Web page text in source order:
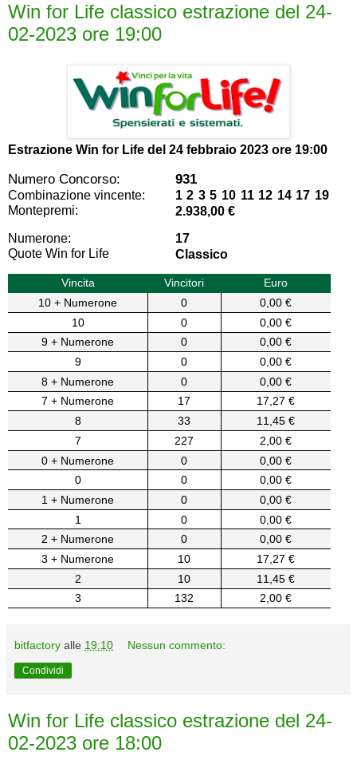
Win for Life classico estrazione del 24-
02-2023 ore 19:00
Estrazione Win for Life del 24 febbraio 2023 ore 19:00
Numero Concorso: 931
Combinazione vincente:
1 2 3 5 10 11 12 14 17 19
Montepremi:
2.938,00 €
Numerone:
17
Quote Win for Life
Classico
Vincita Vincitori
Euro
10 + Numerone
0
0,00 €
10
0
0,00 €
9 + Numerone
0
0,00 €
9
0
0,00 €
8 + Numerone
0
0,00 €
7 + Numerone
17
17,27 €
8
33
11,45 €
7
227
2,00 €
0 + Numerone
0
0,00 €
0
0
0,00 €
1 + Numerone
0
0,00 €
1
0
0,00 €
2 + Numerone
0
0,00 €
3 + Numerone
10
17,27 €
2
10
11,45 €
3
132 2,00 €
bitfactory alle 19:10 Nessun commento:
Condividi
Win for Life classico estrazione del 24-
02-2023 ore 18:00